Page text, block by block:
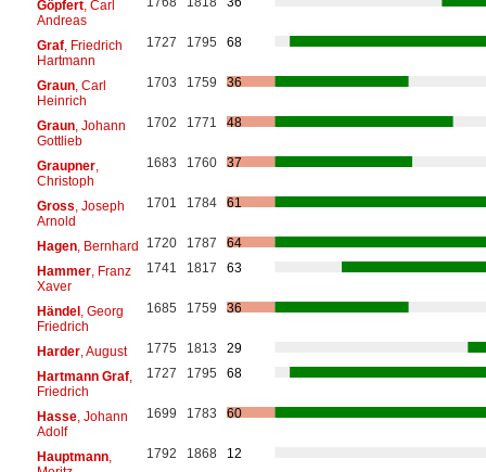
Göpfert, Carl
Andreas
Graf, Friedrich
Hartmann
1727 1795 68
Graun, Carl
Heinrich
1703 1759 36
Graun, Johann
Gottlieb
1702 1771 48
Graupner,
Christoph
1683 1760 37
Gross , Joseph
Arnold
1701 1784 61
Hagen, Bernhard 1720 1787
64
Hammer, Franz
Xaver
1741 1817 63
Händel, Georg
Friedrich
1685 1759 36
Harder, August 1775 1813
29
Hartmann Graf,
Friedrich
1727 1795 68
Hasse, Johann
Adolf
1699 1783 60
Hauptmann,
1792 1868 12